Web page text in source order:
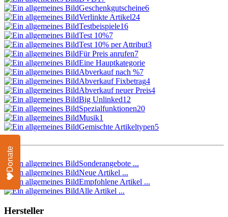
Geschenkgutscheine6
Verlinkte Artikel24
Testbeispiele16
Test 10%7
Test 10% per Attribut3
Für Preis anrufen7
Eine Hauptkategorie
Abverkauf nach %7
Abverkauf Fixbetrag4
Abverkauf neuer Preis4
Big Unlinked12
Spezialfunktionen20
Musik1
Gemischte Artikeltypen5
Sonderangebote ...
Neue Artikel ...
Empfohlene Artikel ...
Alle Artikel ...
Hersteller
Donate